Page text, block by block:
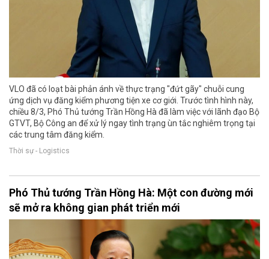
VLO đã có loạt bài phản ánh về thực trạng "đứt gãy" chuỗi cung
ứng dịch vụ đăng kiểm phương tiện xe cơ giới. Trước tình hình này,
chiều 8/3, Phó Thủ tướng Trần Hồng Hà đã làm việc với lãnh đạo Bộ
GTVT, Bộ Công an để xử lý ngay tình trạng ùn tắc nghiêm trọng tại
các trung tâm đăng kiểm.
Thời sự - Logistics
Phó Thủ tướng Trần Hồng Hà: Một con đường mới
sẽ mở ra không gian phát triển mới